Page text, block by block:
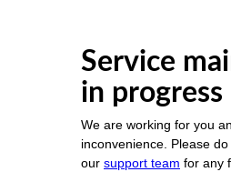
Service
in progress
We are working for you
inconvenience. Please
our support team for any